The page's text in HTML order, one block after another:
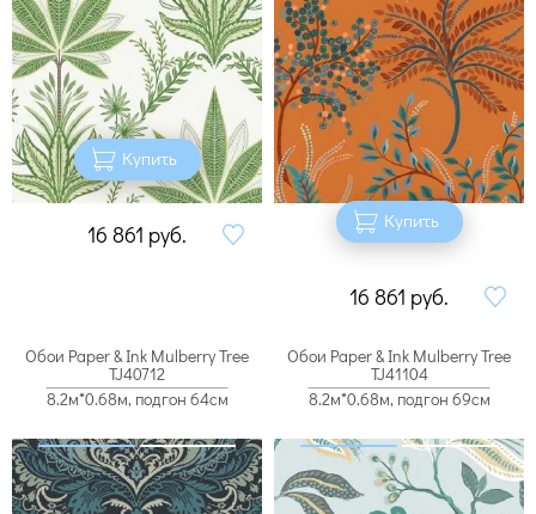
Купить
16 861 руб.
Купить
16 861 руб.
Обои Paper & Ink Mulberry Tree
TJ40712
8.2м*0.68м, подгон 64см
Обои Paper & Ink Mulberry Tree
TJ41104
8.2м*0.68м, подгон 69см